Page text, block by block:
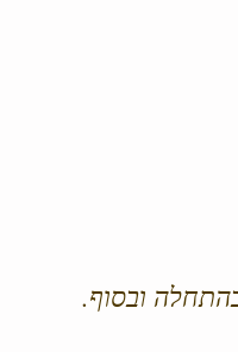
ובסוף.